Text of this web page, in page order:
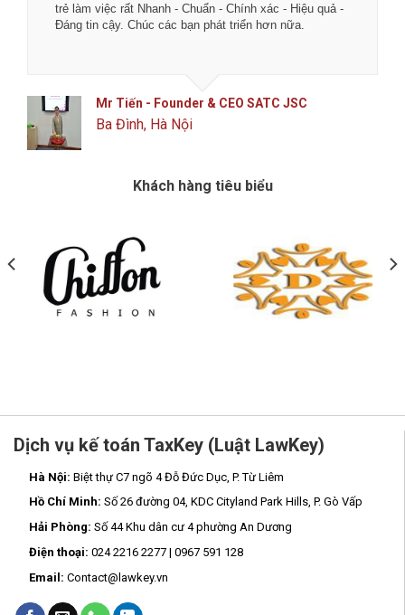
trẻ làm việc rất Nhanh - Chuẩn - Chính xác - Hiệu quả -
Đáng tin cậy. Chúc các bạn phát triển hơn nữa.
Mr Tiến - Founder & CEO SATC JSC
Ba Đình, Hà Nội
Khách hàng tiêu biểu
Dịch vụ kế toán TaxKey (Luật LawKey)
Hà Nội: Biệt thự C7 ngõ 4 Đỗ Đức Dục, P. Từ Liêm
Hồ Chí Minh: Số 26 đường 04, KDC Cityland Park Hills, P. Gò Vấp
Hải Phòng: Số 44 Khu dân cư 4 phường An Dương
Điện thoại: 024 2216 2277 | 0967 591 128
Email: Contact@lawkey.vn